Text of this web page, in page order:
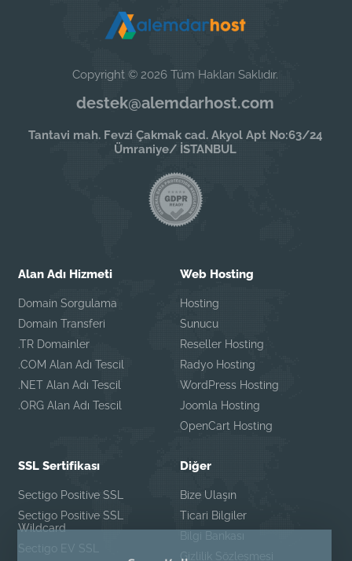
Copyright © 2026 Tüm Hakları Saklıdır.
destek@alemdarhost.com
Tantavi mah. Fevzi Çakmak cad. Akyol Apt No:63/24
Ümraniye/ İSTANBUL
Alan Adı Hizmeti
Domain Sorgulama
Domain Transferi
.TR Domainler
.COM Alan Adı Tescil
.NET Alan Adı Tescil
.ORG Alan Adı Tescil
Web Hosting
Hosting
Sunucu
Reseller Hosting
Radyo Hosting
WordPress Hosting
Joomla Hosting
OpenCart Hosting
SSL Sertifikası
Sectigo Positive SSL
Sectigo Positive SSL
Wildcard
Sectigo EV SSL
Diğer
Bize Ulaşın
Ticari Bilgiler
Bilgi Bankası
Gizlilik Sözleşmesi